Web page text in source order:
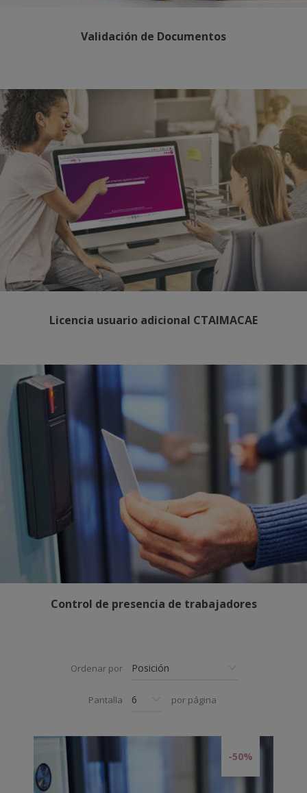
Validación de Documentos
Licencia usuario adicional CTAIMACAE
Control de presencia de trabajadores
Ordenar por
Pantalla por página
-50%